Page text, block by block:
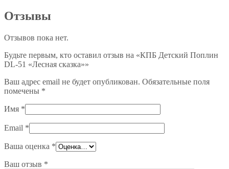
"Лесная
сказка"
Отзывы
Отзывов пока нет.
Будьте первым, кто оставил отзыв на «КПБ Детский Поплин
DL-51 «Лесная сказка»»
Ваш адрес email не будет опубликован. Обязательные поля
помечены *
Имя *
Email *
Ваша оценка *
Ваш отзыв *